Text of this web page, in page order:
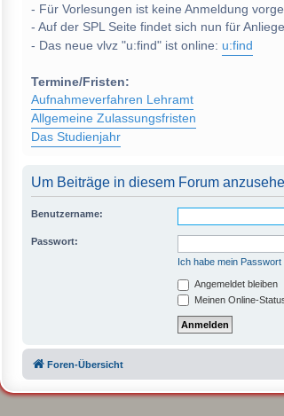
- Für Vorlesungen ist keine Anmeldung
- Auf der SPL Seite findet sich nun für
- Das neue vlvz "u:find" ist online: u:find
Termine/Fristen:
Aufnahmeverfahren Lehramt
Allgemeine Zulassungsfristen
Das Studienjahr
Um Beiträge in diesem Forum
Benutzername:
Passwort:
Ich habe mein
Angemeldet bleiben
Meinen Online-
Foren-Übersicht